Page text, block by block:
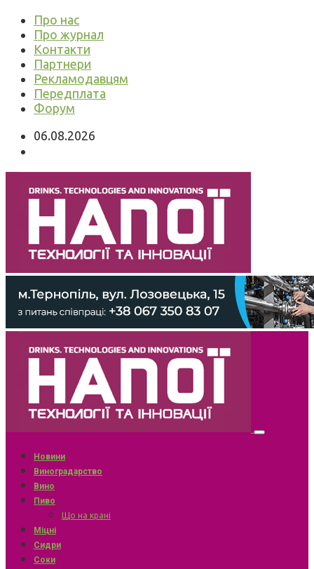
Про нас
Про журнал
Контакти
Партнери
Рекламодавцям
Передплата
Форум
06.08.2026
Новини
Виноградарство
Вино
Пиво
Що на крані
Міцні
Сидри
Соки